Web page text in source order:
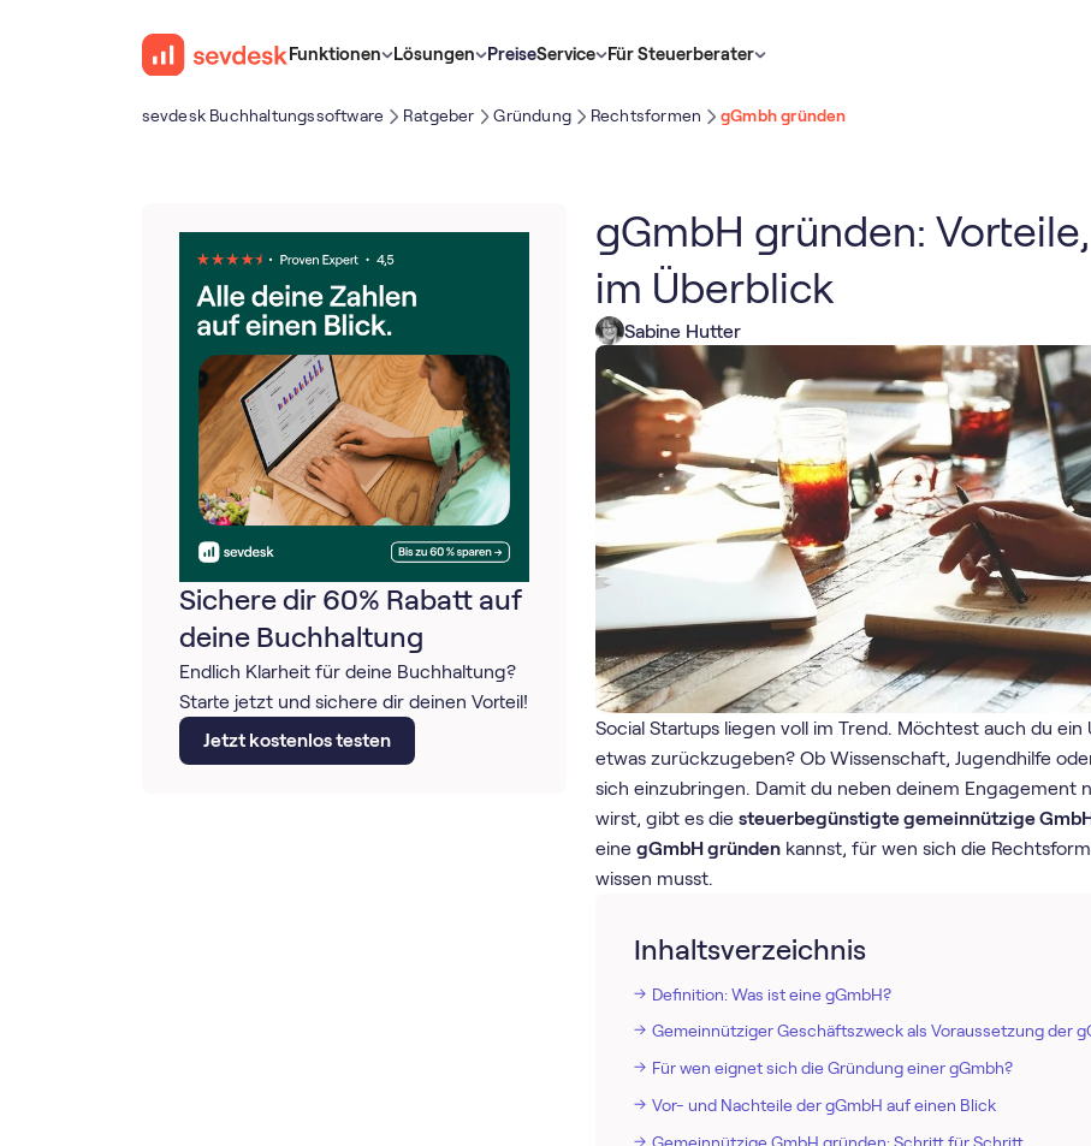
Funktionen Lösungen PreiseService Für Steuerberater
sevdesk Buch­haltungs­software Ratgeber Gründung Rechtsformen gGmbh gründen
Sichere dir 60% Rabatt auf
deine Buchhaltung
Endlich Klarheit für deine Buchhaltung?
Starte jetzt und sichere dir deinen Vorteil!
Jetzt kostenlos testen
gGmbH gründen:
im Überblick
Sabine Hutter
Social Startups liegen voll im Trend. Möchtest auch du
etwas zurückzugeben? Ob Wissenschaft, Jugendhilfe
sich einzubringen. Damit du neben deinem Engagement
wirst, gibt es diesteuerbegünstigte gemeinnützige
einegGmbH gründen kannst, für wen sich die
wissen musst.
Inhaltsverzeichnis
Definition: Was ist eine gGmbH?
Gemeinnütziger Geschäftszweck als Voraussetzung der
Für wen eignet sich die Gründung einer gGmbh?
Vor- und Nachteile der gGmbH auf einen Blick